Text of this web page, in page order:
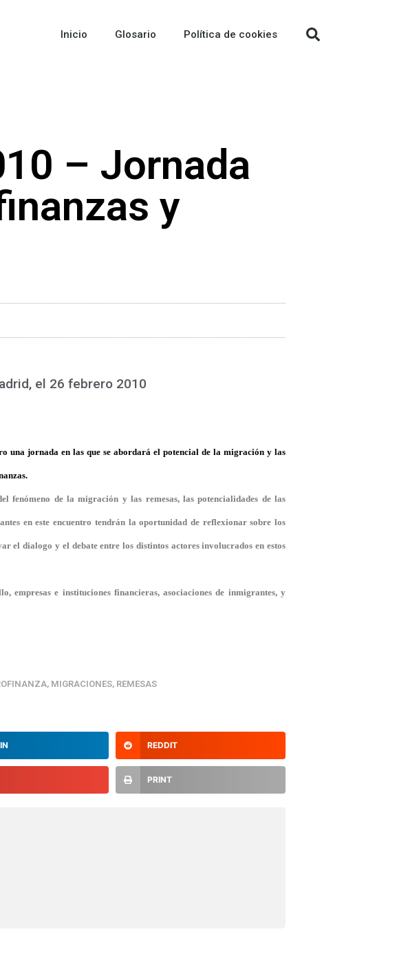
Inicio Glosario Política de cookies
– Jornada
y
el 26 febrero 2010
una jornada en las que se abordará el potencial de la migración y las
fenómeno de la migración y las remesas, las potencialidades de las
en este encuentro tendrán la oportunidad de reflexionar sobre los
el dialogo y el debate entre los distintos actores involucrados en estos
e instituciones financieras, asociaciones de inmigrantes, y
, MIGRACIONES, REMESAS
REDDIT
PRINT